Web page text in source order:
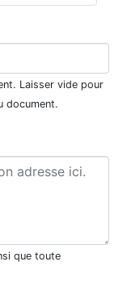
Laisser vide pour
document.
que toute